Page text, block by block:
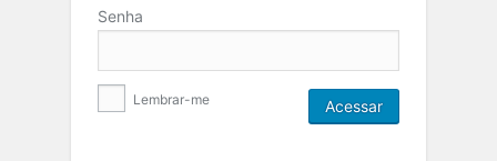
Senha
Lembrar-me